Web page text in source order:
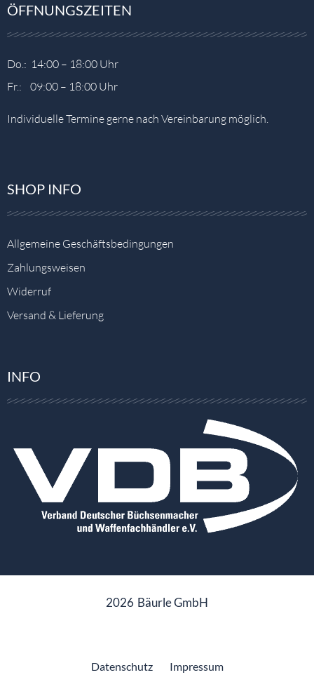
ÖFFNUNGSZEITEN
Do.: 14:00 – 18:00 Uhr
Fr.: 09:00 – 18:00 Uhr
Individuelle Termine gerne nach Vereinbarung möglich.
SHOP INFO
Allgemeine Geschäftsbedingungen
Zahlungsweisen
Widerruf
Versand & Lieferung
INFO
2026 Bäurle GmbH
Datenschutz Impressum